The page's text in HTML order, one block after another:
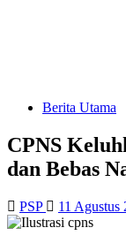
Berita Utama
CPNS
dan Bebas
PSP 11 Agustus